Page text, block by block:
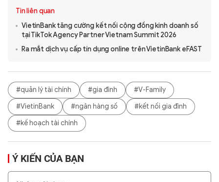
Tin liên quan
VietinBank tăng cường kết nối cộng đồng kinh doanh số
tại TikTok Agency Partner Vietnam Summit 2026
Ra mắt dịch vụ cấp tín dụng online trên VietinBank eFAST
#quản lý tài chính #gia đình
#V-Family
#VietinBank
#ngân hàng số
#kết nối gia đình
#kế hoạch tài chính
Ý KIẾN CỦA BẠN